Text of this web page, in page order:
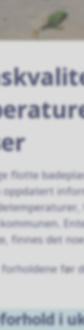
flotte
finnes det
før
i